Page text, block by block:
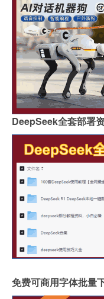
DeepSeek全套部署
免费可商用字体批量